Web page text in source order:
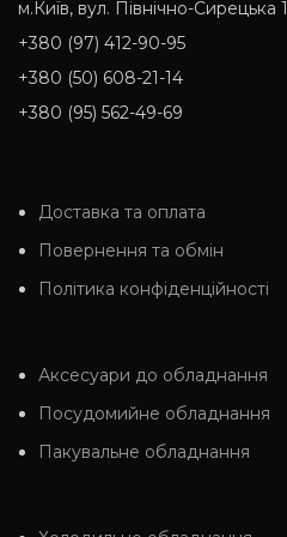
м.Київ, вул. Північно-Сирецька 1
+380 (97) 412-90-95
+380 (50) 608-21-14
+380 (95) 562-49-69
Доставка та оплата
Повернення та обмін
Політика конфіденційності
Аксесуари до обладнання
Посудомийне обладнання
Пакувальне обладнання